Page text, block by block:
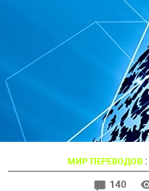
МИР ПЕРЕВОДОВ:
140